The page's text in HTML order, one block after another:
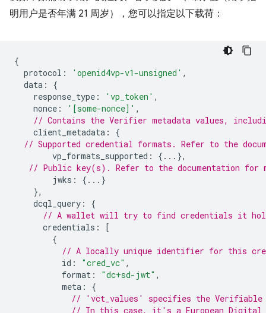
明用户是否年满 21 周岁），您可以指定以下载荷：
{
protocol : 'openid4vp-v1-unsigned' ,
data :
{
response_type : 'vp_token' ,
nonce : '[some-nonce]' ,
// Contains the Verifier metadata values,
client_metadata :
{
// Supported credential formats. Refer to the
vp_formats_supported :
{...},
// Public key(s). Refer to the documentation for
jwks :
{...}
},
dcql_query :
{
// A wallet will try to find credentials it
credentials :
[
{
// A locally unique identifier for this
id : "cred_vc" ,
format : "dc+sd-jwt" ,
meta :
{
// 'vct_values' specifies the Verifiable
// In this case, it's a European Digital